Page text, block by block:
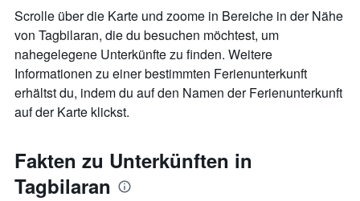
Scrolle über die Karte und zoome in Bereiche in der Nähe
von Tagbilaran, die du besuchen möchtest, um
nahegelegene Unterkünfte zu finden. Weitere
Informationen zu einer bestimmten Ferienunterkunft
erhältst du, indem du auf den Namen der Ferienunterkunft
auf der Karte klickst.
Fakten zu Unterkünften in
Tagbilaran